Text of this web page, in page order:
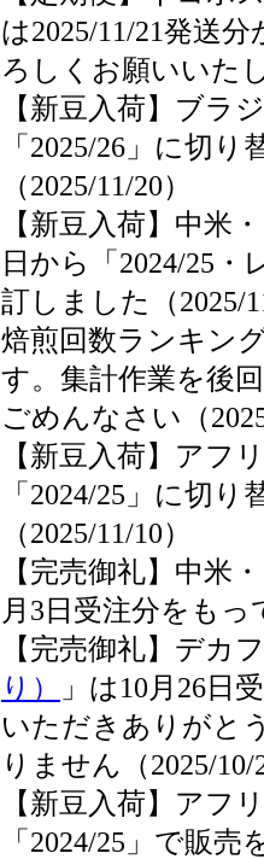
は2025/11/21発送
ろしくお願いいた
【新豆入荷】ブラ
「2025/26」に切
（2025/11/20）
【新豆入荷】中米
日から「2024/25
訂しました（2025/
焙煎回数ランキン
す。集計作業を後
ごめんなさい（
【新豆入荷】アフ
「2024/25」に切
（2025/11/10）
【完売御礼】中米
月3日受注分をもっ
【完売御礼】デカ
り）
」は10月26日
いただきありがと
りません（2025/10/
【新豆入荷】アフ
「2024/25」で販